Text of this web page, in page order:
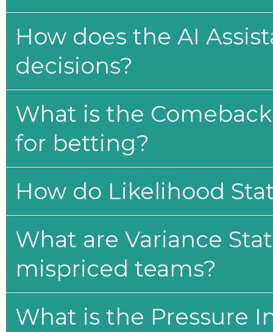
How does the AI
decisions?
What is the
for betting?
How do Likelihood
What are Variance
mispriced teams?
What is the Pressure